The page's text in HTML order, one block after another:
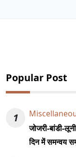
Popular Post
1
जोजरी-बांडी-
दिन में समन्वय